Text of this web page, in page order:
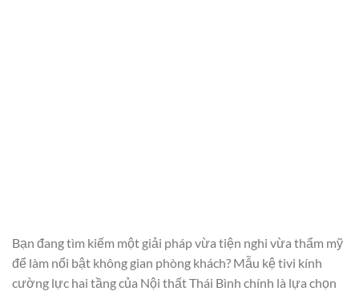
Bạn đang tìm kiếm một giải pháp vừa tiện nghi vừa thẩm mỹ
để làm nổi bật không gian phòng khách? Mẫu kệ tivi kính
cường lực hai tầng của Nội thất Thái Bình chính là lựa chọn